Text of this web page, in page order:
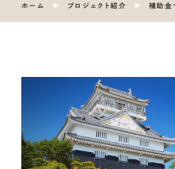
OURSERVICE
COMPANY
メンバー・アドバイザ
ホーム プロジェクト紹介 補助金